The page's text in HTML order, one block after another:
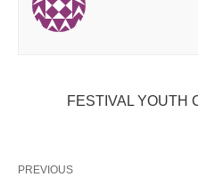
FESTIVAL YOUTH
PREVIOUS